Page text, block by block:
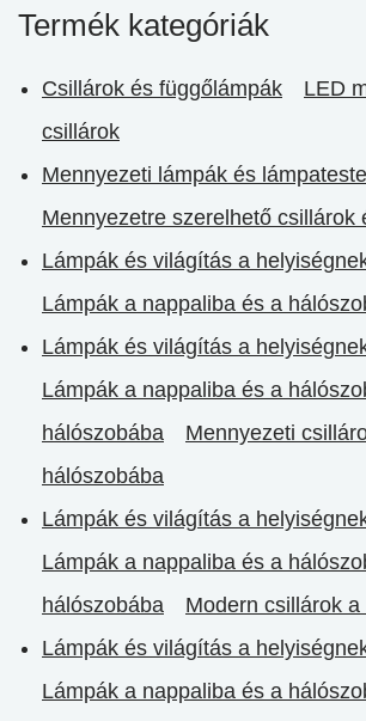
Termék kategóriák
Csillárok és függőlámpák
LED
csillárok
Mennyezeti lámpák és
Mennyezetre szerelhető csillárok
Lámpák és világítás a
Lámpák a nappaliba és a
Lámpák és világítás a
Lámpák a nappaliba és a
hálószobába
Mennyezeti
hálószobába
Lámpák és világítás a
Lámpák a nappaliba és a
hálószobába
Modern csillárok
Lámpák és világítás a
Lámpák a nappaliba és a